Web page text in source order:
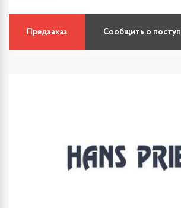
Предзаказ Сообщить о